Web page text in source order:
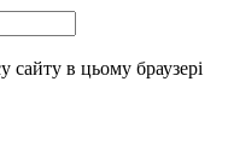
сайту в цьому браузері